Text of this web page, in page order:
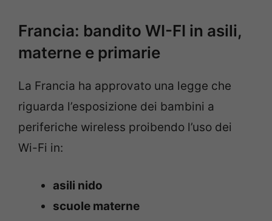
Francia: bandito WI-FI in asili,
materne e primarie
La Francia ha approvato una legge che
riguarda l’esposizione dei bambini a
periferiche wireless proibendo l’uso dei
Wi-Fi in:
asili nido
scuole materne